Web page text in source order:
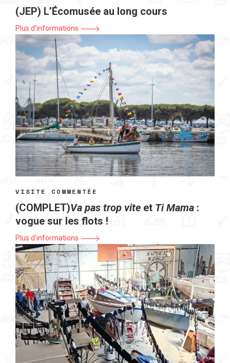
(JEP) L’Écomusée au long cours
Plus d'informations
VISITE COMMENTÉE
(COMPLET)Va pas trop vite et Ti Mama :
vogue sur les flots !
Plus d'informations